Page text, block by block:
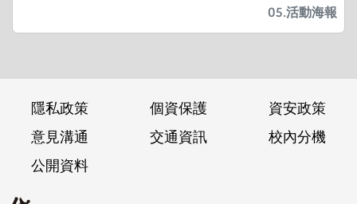
05.活動海報
隱私政策 個資保護
資安政策
意見溝通
交通資訊
校內分機
公開資料